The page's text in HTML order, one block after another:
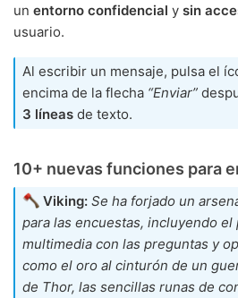
un entorno confidencial y sin
usuario.
Al escribir un mensaje, pulsa el
encima de la flecha “Enviar”
3 líneas de texto.
10+ nuevas funciones para
Viking: Se ha forjado un
para las encuestas, incluyendo
multimedia con las preguntas y
como el oro al cinturón de un
de Thor, las sencillas runas de